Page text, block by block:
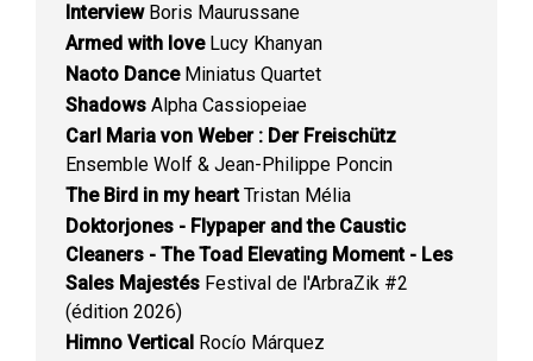
InterviewBoris Maurussane
Armed with loveLucy Khanyan
Naoto DanceMiniatus Quartet
Shadows Alpha Cassiopeiae
Carl Maria von Weber : Der Freischütz
Ensemble Wolf & Jean-Philippe Poncin
The Bird in my heartTristan Mélia
Doktorjones - Flypaper and the Caustic
Cleaners - The Toad Elevating Moment - Les
Sales Majestés Festival de l'ArbraZik #2
(édition 2026)
Himno Vertical Rocío Márquez